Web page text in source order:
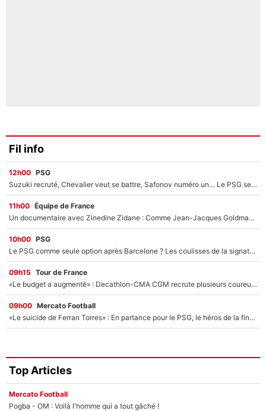
Fil info
12h00 PSG
Suzuki recruté, Chevalier veut se battre, Safonov numéro un… Le PSG se lance encore dans un gros chantier pour le poste de gardien de but
11h00 Équipe de France
Un documentaire avec Zinedine Zidane : Comme Jean-Jacques Goldman et Mylène Farmer, le nouveau sélectionneur de l'équipe de France a recalé une journaliste très connue
10h00 PSG
Le PSG comme seule option après Barcelone ? Les coulisses de la signature historique de Lionel Messi sont révélées au grand jour !
09h15 Tour de France
«Le budget a augmenté» : Decathlon-CMA CGM recrute plusieurs coureurs pour offrir à Paul Seixas une équipe pour gagner le Tour de France 2027
09h00 Mercato Football
«Le suicide de Ferran Torres» : En partance pour le PSG, le héros de la finale de la Coupe du monde s'attire les foudres de la presse espagnole !
Top Articles
Mercato Football
Pogba - OM : Voilà l'homme qui a tout gâché !